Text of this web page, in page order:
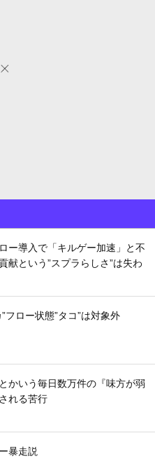
ー導入で「キルゲー加速」と不
献という”スプラらしさ”は失わ
”フロー状態”タコ”は対象外
かいう毎日数万件の『味方が弱
れる苦行
暴走説